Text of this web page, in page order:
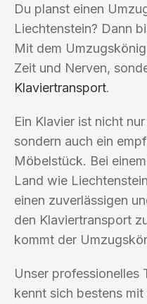
Du planst einen
Liechtenstein? Dann
Mit dem
Zeit und Nerven,
Klaviertransport.
Ein Klavier ist nicht
sondern auch ein
Möbelstück. Bei
Land wie
einen zuverlässigen
den Klaviertransport
kommt der
Unser professionelles
kennt sich bestens